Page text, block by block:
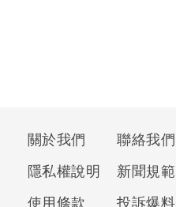
關於我們
聯絡我們
隱私權說明
新聞規範
使用條款
投訴爆料